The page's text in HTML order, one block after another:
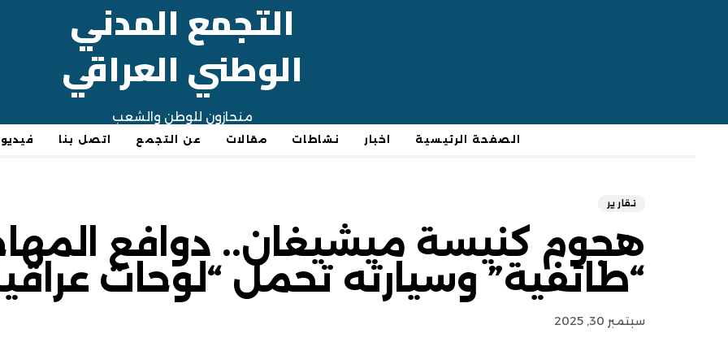
التجمع المدني
الوطني العراقي
منحازون للوطن والشعب
الصفحة الرئيسية اخبار نشاطات مقالات عن التجمع اتصل بنا
تقارير
هجوم كنيسة ميشيغان.. دوافع
“طائفية” وسيارته تحمل “لوحات
سبتمبر 30, 2025